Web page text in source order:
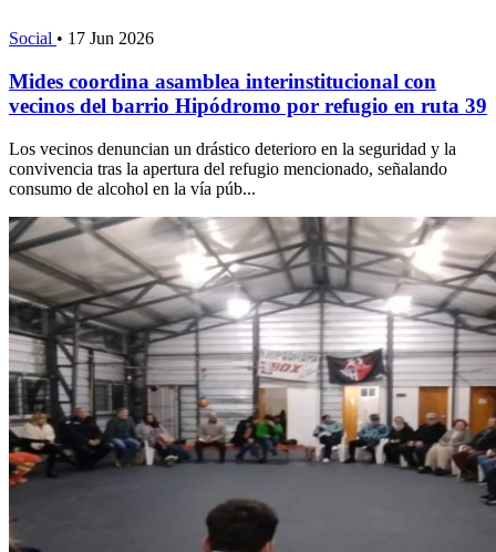
Social • 17 Jun 2026
Mides coordina asamblea interinstitucional con
vecinos del barrio Hipódromo por refugio en ruta 39
Los vecinos denuncian un drástico deterioro en la seguridad y la
convivencia tras la apertura del refugio mencionado, señalando
consumo de alcohol en la vía púb...